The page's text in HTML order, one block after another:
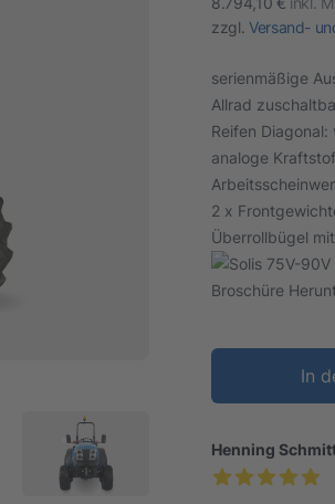
zzgl. Versand-
serienmäßige
Allrad
Reifen
analoge
2 x
Überrollbügel
Broschüre
In
Henning